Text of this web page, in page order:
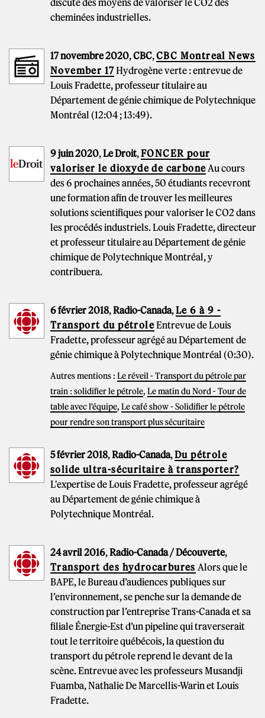
cheminées industrielles.
17 novembre 2020,CBC,CBC Montreal News
November 17Hydrogène verte : entrevue de
Louis Fradette, professeur titulaire au
Département de génie chimique de Polytechnique
Montréal (12:04 ; 13:49).
9 juin 2020,Le Droit,FONCER pour
valoriser le dioxyde de carbone Au cours
des 6 prochaines années, 50 étudiants recevront
une formation afin de trouver les meilleures
solutions scientifiques pour valoriser le CO2 dans
les procédés industriels. Louis Fradette, directeur
et professeur titulaire au Département de génie
chimique de Polytechnique Montréal, y
contribuera.
6 février 2018,Radio-Canada,Le 6 à 9 -
Transport du pétroleEntrevue de Louis
Fradette, professeur agrégé au Département de
génie chimique à Polytechnique Montréal (0:30).
Autres mentions : Le réveil - Transport du pétrole par
train : solidifier le pétrole, Le matin du Nord - Tour de
table avec l'équipe, Le café show - Solidifier le pétrole
pour rendre son transport plus sécuritaire
5 février 2018,Radio-Canada,Du pétrole
solide ultra-sécuritaire à transporter?
L'expertise de Louis Fradette, professeur agrégé
au Département de génie chimique à
Polytechnique Montréal.
24 avril 2016,Radio-Canada / Découverte,
Transport des hydrocarbures Alors que le
BAPE, le Bureau d’audiences publiques sur
l’environnement, se penche sur la demande de
construction par l’entreprise Trans-Canada et sa
filiale Énergie-Est d’un pipeline qui traverserait
tout le territoire québécois, la question du
transport du pétrole reprend le devant de la
scène. Entrevue avec les professeurs Musandji
Fuamba, Nathalie De Marcellis-Warin et Louis
Fradette.